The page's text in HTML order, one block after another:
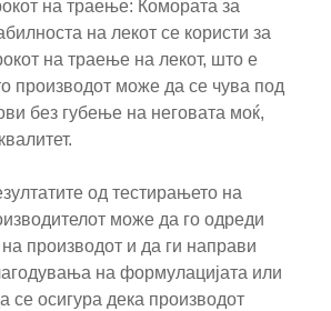
на траење: Комората за
на лекот се користи за
на траење на лекот, што е
производот може да се чува под
без губење на неговата моќ,
од тестирањето на
може да го одреди
производот и да ги направи
на формулацијата или
се осигура дека производот